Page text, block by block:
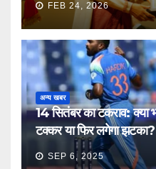
FEB 24, 2026
अन्य खबर
14 सितंबर का टकराव: क्या
टक्कर या फिर लगेगा झटका?
SEP 6, 2025